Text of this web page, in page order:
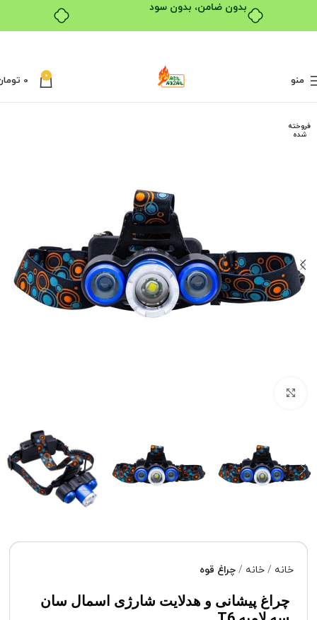
بدون ضامن، بدون سود
منو 0
0
فروخته
شده
خانه خانه چراغ قوه
چراغ پیشانی و هدلایت شارژی اسمال سان